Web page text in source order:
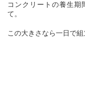
コンクリートの養生期
て。
この大きさなら一日で組